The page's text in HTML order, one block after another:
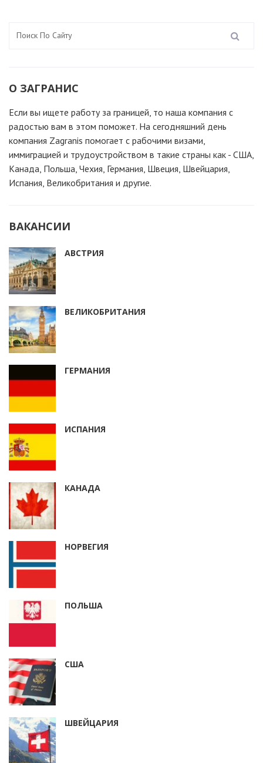
О ЗАГРАНИС
Если вы ищете работу за границей, то наша компания c
радостью вам в этом поможет. На сегодняшний день
компания Zagranis помогает с рабочими визами,
иммиграцией и трудоустройством в такие страны как - США,
Канада, Польша, Чехия, Германия, Швеция, Швейцария,
Испания, Великобритания и другие.
ВАКАНСИИ
АВСТРИЯ
ВЕЛИКОБРИТАНИЯ
ГЕРМАНИЯ
ИСПАНИЯ
КАНАДА
НОРВЕГИЯ
ПОЛЬША
США
ШВЕЙЦАРИЯ